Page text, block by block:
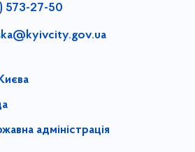
573-27-50
адміністрація